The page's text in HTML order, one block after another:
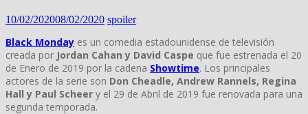
10/02/202008/02/2020 spoiler
Black Monday es un comedia estadounidense de televisión
creada por Jordan Cahan y David Caspe que fue estrenada el 20
de Enero de 2019 por la cadena Showtime. Los principales
actores de la serie son Don Cheadle, Andrew Rannels, Regina
Hall y Paul Scheer y el 29 de Abril de 2019 fue renovada para una
segunda temporada.